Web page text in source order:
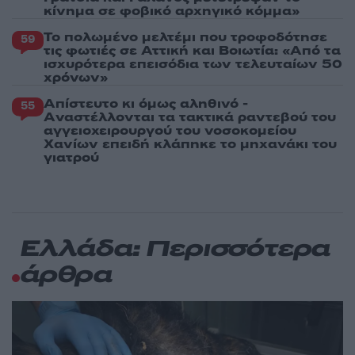
κίνημα σε φοβικό αρχηγικό κόμμα»
59 Το πολωμένο μελτέμι που τροφοδότησε
τις φωτιές σε Αττική και Βοιωτία: «Από τα
ισχυρότερα επεισόδια των τελευταίων 50
χρόνων»
55 Απίστευτο κι όμως αληθινό -
Aναστέλλονται τα τακτικά ραντεβού του
αγγειοχειρουργού του νοσοκομείου
Χανίων επειδή κλάπηκε το μηχανάκι του
γιατρού
Ελλάδα: Περισσότερα
άρθρα